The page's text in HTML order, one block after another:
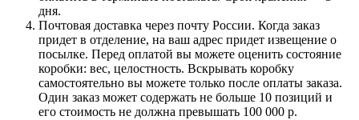
дня.
Почтовая доставка через почту России. Когда заказ
придет в отделение, на ваш адрес придет извещение о
посылке. Перед оплатой вы можете оценить состояние
коробки: вес, целостность. Вскрывать коробку
самостоятельно вы можете только после оплаты заказа.
Один заказ может содержать не больше 10 позиций и
его стоимость не должна превышать 100 000 р.